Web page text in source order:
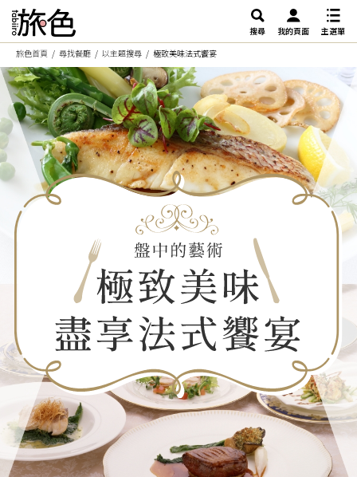
搜尋 我的頁面
主選單
旅色首頁
尋找餐廳 以主題搜尋 極致美味法式饗宴